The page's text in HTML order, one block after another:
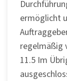
ermöglicht
regelmäßig
11.5 Im